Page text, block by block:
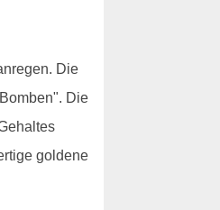
Die
Die
goldene